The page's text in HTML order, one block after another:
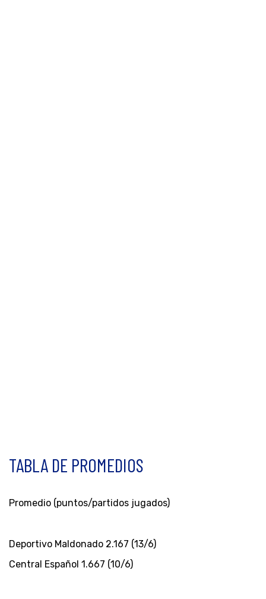
TABLA DE PROMEDIOS
Promedio (puntos/partidos jugados)
Deportivo Maldonado 2.167 (13/6)
Central Español 1.667 (10/6)